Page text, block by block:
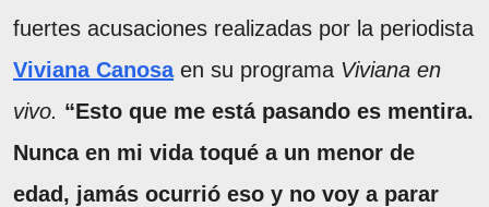
fuertes acusaciones realizadas por la periodista
Viviana Canosa en su programa Viviana en
vivo. “Esto que me está pasando es mentira.
Nunca en mi vida toqué a un menor de
edad, jamás ocurrió eso y no voy a parar